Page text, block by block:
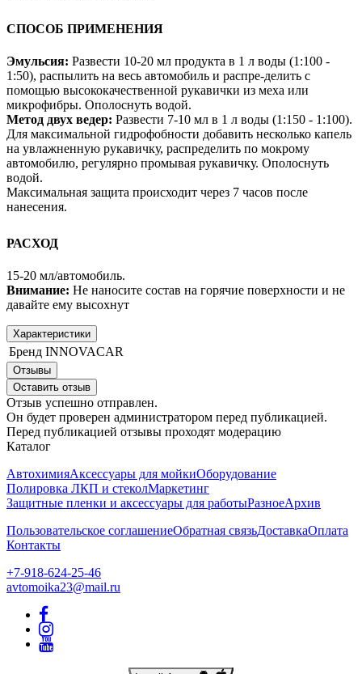
СПОСОБ ПРИМЕНЕНИЯ
Эмульсия: Pазвести 10-20 мл продукта в 1 л воды (1:100 -
1:50), распылить на весь автомобиль и распре-делить с
помощью высококачественной рукавички из меха или
микрофибры. Ополоснуть водой.
Метод двух ведер: Развести 7-10 мл в 1 л воды (1:150 - 1:100).
Для максимальной гидрофобности добавить несколько капель
на увлажненную рукавичку, распределить по мокрому
автомобилю, регулярно промывая рукавичку. Ополоснуть
водой.
Максимальная защита происходит через 7 часов после
нанесения.
РАСХОД
15-20 мл/автомобиль.
Внимание: Не наносите состав на горячие поверхности и не
давайте ему высохнут
Характеристики
Бренд INNOVACAR
Отзывы
Оставить отзыв
Отзыв успешно отправлен.
Он будет проверен администратором перед публикацией.
Перед публикацией отзывы проходят модерацию
Каталог
АвтохимияАксессуары для мойкиОборудование
Полировка ЛКП и стеколМаркетинг
Защитные пленки и аксессуары для работыРазноеАрхив
Пользовательское соглашениеОбратная связьДоставкаОплата
Контакты
+7-918-624-25-46
avtomoika23@mail.ru